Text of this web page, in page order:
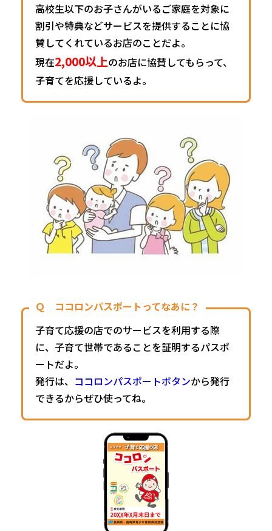
高校生以下のお子さんがいるご家庭を対象に
割引や特典などサービスを提供することに協
賛してくれているお店のことだよ。
現在2,000以上のお店に協賛してもらって、
子育てを応援しているよ。
Ｑ ココロンパスポートってなあに？
子育て応援の店でのサービスを利用する際
に、子育て世帯であることを証明するパスポ
ートだよ。
発行は、 ココロンパスポートボタンから発行
できるからぜひ使ってね。